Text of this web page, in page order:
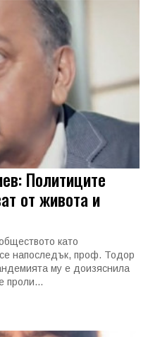
Политиците
от живота и
като
напоследък, проф. Тодор
му е доизяснила
проли...